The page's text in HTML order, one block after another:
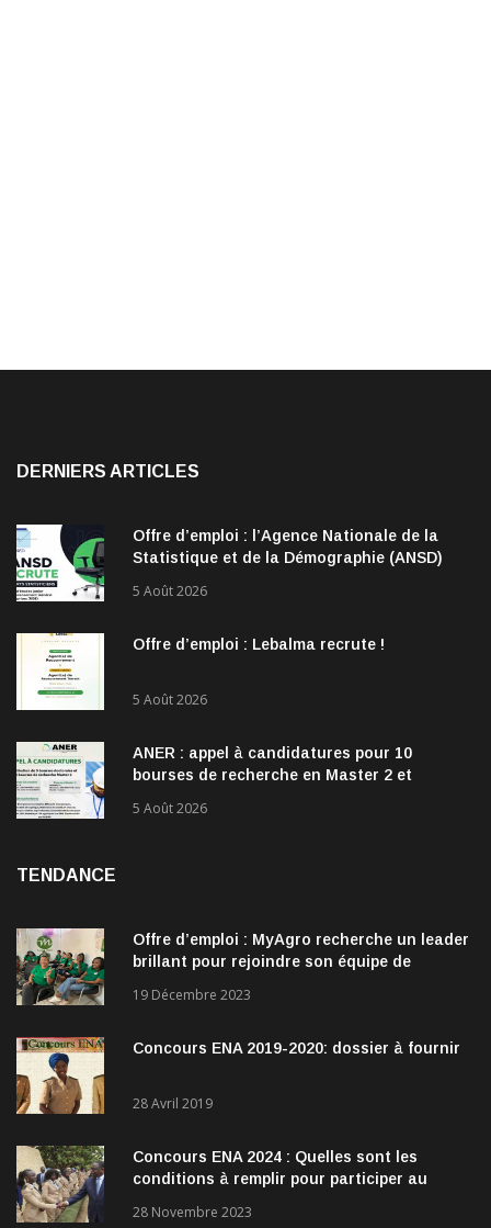
DERNIERS ARTICLES
Offre d’emploi : l’Agence Nationale de la
Statistique et de la Démographie (ANSD)
5 Août 2026
Offre d’emploi : Lebalma recrute !
5 Août 2026
ANER : appel à candidatures pour 10
bourses de recherche en Master 2 et
5 Août 2026
TENDANCE
Offre d’emploi : MyAgro recherche un leader
brillant pour rejoindre son équipe de
19 Décembre 2023
Concours ENA 2019-2020: dossier à fournir
28 Avril 2019
Concours ENA 2024 : Quelles sont les
conditions à remplir pour participer au
28 Novembre 2023